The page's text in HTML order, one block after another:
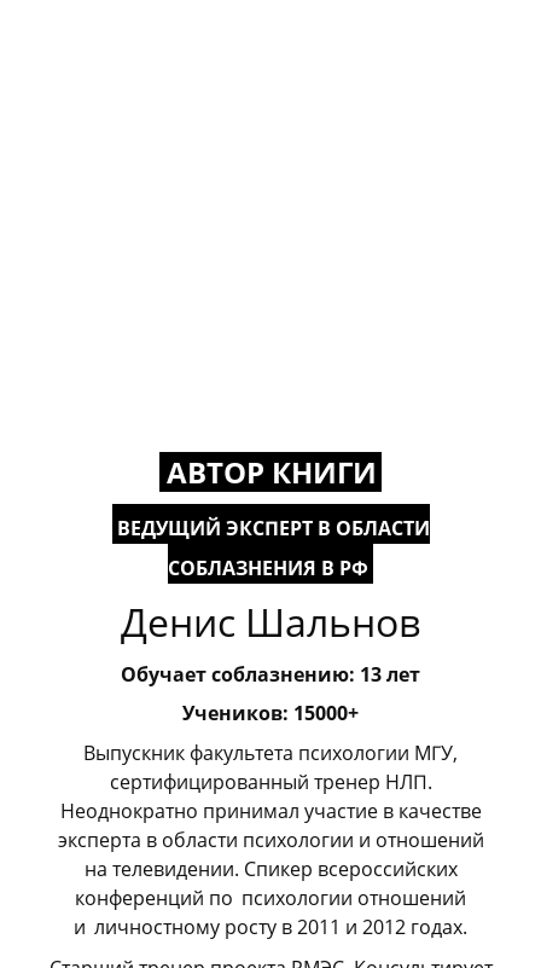
АВТОР КНИГИ
ВЕДУЩИЙ ЭКСПЕРТ В ОБЛАСТИ
СОБЛАЗНЕНИЯ В РФ
Денис Шальнов
Обучает соблазнению: 13 лет
Учеников: 15000+
Выпускник факультета психологии МГУ,
сертифицированный тренер НЛП.
Неоднократно принимал участие в качестве
эксперта в области психологии и отношений
на телевидении. Спикер всероссийских
конференций по психологии отношений
и личностному росту в 2011 и 2012 годах.